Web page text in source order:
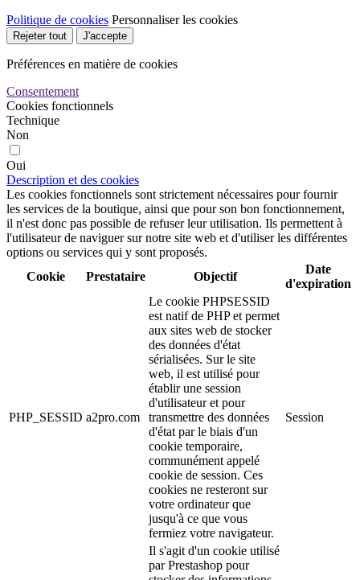
Politique de cookies Personnaliser les cookies
Rejeter tout J'accepte
Préférences en matière de cookies
Consentement
Cookies fonctionnels
Technique
Non
Oui
Description et des cookies
Les cookies fonctionnels sont strictement nécessaires pour fournir
les services de la boutique, ainsi que pour son bon fonctionnement,
il n'est donc pas possible de refuser leur utilisation. Ils permettent à
l'utilisateur de naviguer sur notre site web et d'utiliser les différentes
options ou services qui y sont proposés.
Cookie
Prestataire Objectif
Date
d'expiration
PHP_SESSID a2pro.com
Le cookie PHPSESSID
est natif de PHP et permet
aux sites web de stocker
des données d'état
sérialisées. Sur le site
web, il est utilisé pour
établir une session
d'utilisateur et pour
transmettre des données
d'état par le biais d'un
cookie temporaire,
communément appelé
cookie de session. Ces
cookies ne resteront sur
votre ordinateur que
jusqu'à ce que vous
fermiez votre navigateur.
Session
Il s'agit d'un cookie utilisé
par Prestashop pour